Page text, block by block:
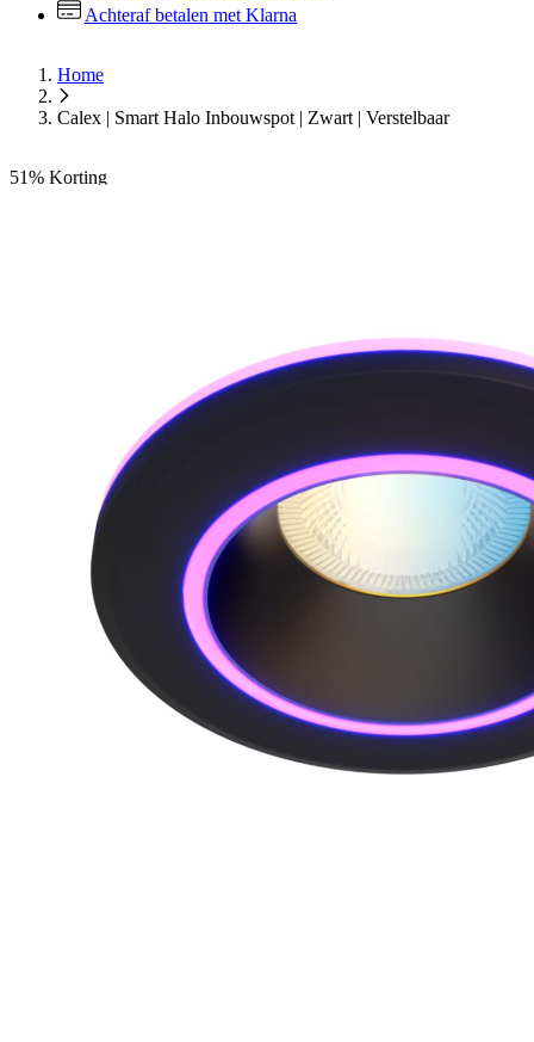
Achteraf betalen met Klarna
Home
Calex | Smart Halo Inbouwspot | Zwart | Verstelbaar
51% Korting